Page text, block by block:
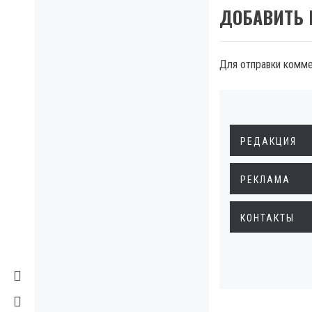
ДОБАВИТЬ
Для отправки
РЕДАКЦИЯ
РЕКЛАМА
КОНТАКТЫ